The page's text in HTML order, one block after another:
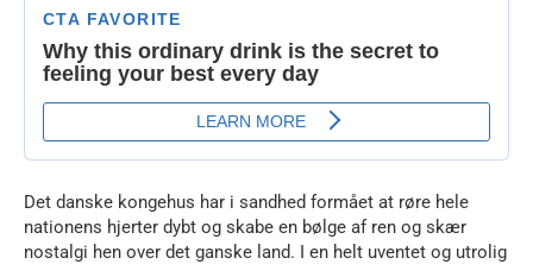
Det danske kongehus har i sandhed formået at røre hele
nationens hjerter dybt og skabe en bølge af ren og skær
nostalgi hen over det ganske land. I en helt uventet og utrolig